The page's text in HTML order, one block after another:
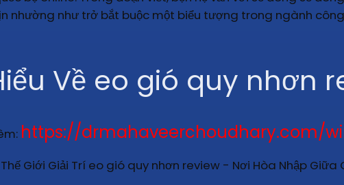
nhường như trở bắt buộc một biểu tượng trong ngành
Về eo gió quy nhơn
https://drmahaveerchoudhary.com/